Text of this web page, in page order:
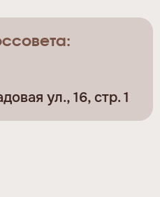
ул., 16, стр. 1